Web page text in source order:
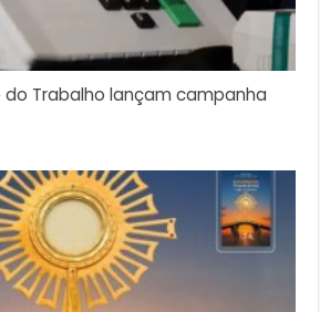
do Trabalho lançam campanha